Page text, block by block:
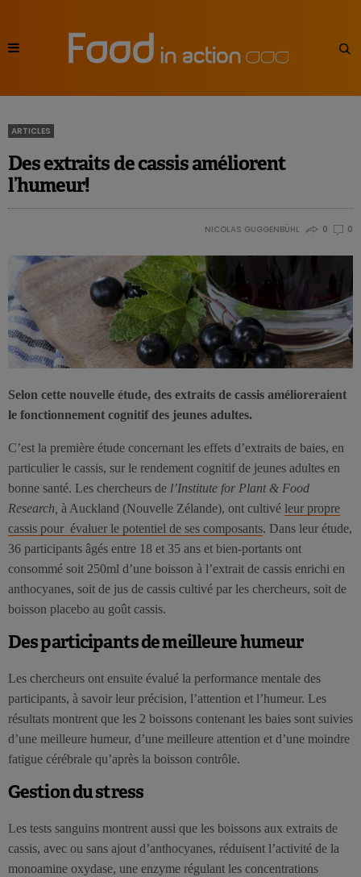
ARTICLES
Des extraits de cassis améliorent
l’humeur!
NICOLAS GUGGENBÜHL 0 0
Selon cette nouvelle étude, des extraits de cassis amélioreraient
le fonctionnement cognitif des jeunes adultes.
C’est la première étude concernant les effets d’extraits de baies, en
particulier le cassis, sur le rendement cognitif de jeunes adultes en
bonne santé. Les chercheurs de l’Institute for Plant & Food
Research, à Auckland (Nouvelle Zélande), ont cultivé leur propre
cassis pour évaluer le potentiel de ses composants. Dans leur étude,
36 participants âgés entre 18 et 35 ans et bien-portants ont
consommé soit 250ml d’une boisson à l’extrait de cassis enrichi en
anthocyanes, soit de jus de cassis cultivé par les chercheurs, soit de
boisson placebo au goût cassis.
Des participants de meilleure humeur
Les chercheurs ont ensuite évalué la performance mentale des
participants, à savoir leur précision, l’attention et l’humeur. Les
résultats montrent que les 2 boissons contenant les baies sont suivies
d’une meilleure humeur, d’une meilleure attention et d’une moindre
fatigue cérébrale qu’après la boisson contrôle.
Gestion du stress
Les tests sanguins montrent aussi que les boissons aux extraits de
cassis, avec ou sans ajout d’anthocyanes, réduisent l’activité de la
monoamine oxydase, une enzyme régulant les concentrations